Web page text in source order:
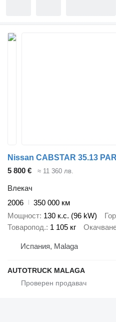
Nissan CABSTAR 35.13
5 800 €
≈ 11 360 лв.
Влекач
2006
350 000 км
Мощност 130 к.с. (96 kW)
Товаропод. 1 105 кг
Испания, Malaga
AUTOTRUCK MALAGA